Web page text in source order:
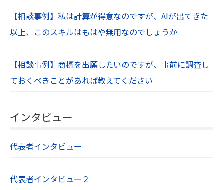
【相談事例】私は計算が得意なのですが、AIが出てきた
以上、このスキルはもはや無用なのでしょうか
【相談事例】商標を出願したいのですが、事前に調査し
ておくべきことがあれば教えてください
インタビュー
代表者インタビュー
代表者インタビュー２